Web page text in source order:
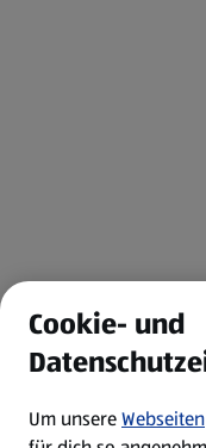
Cookie- und
Um unsereWebseiten